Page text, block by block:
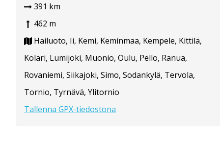
391 km
462 m
Hailuoto, Ii, Kemi, Keminmaa, Kempele, Kittilä,
Kolari, Lumijoki, Muonio, Oulu, Pello, Ranua,
Rovaniemi, Siikajoki, Simo, Sodankylä, Tervola,
Tornio, Tyrnävä, Ylitornio
Tallenna GPX-tiedostona